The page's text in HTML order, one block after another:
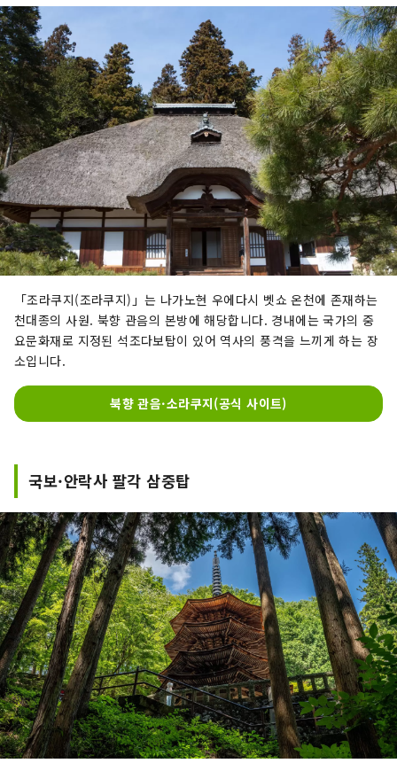
「조라쿠지(조라쿠지)」는 나가노현 우에다시 벳쇼 온천에 존재하는
천대종의 사원. 북향 관음의 본방에 해당합니다. 경내에는 국가의 중
요문화재로 지정된 석조다보탑이 있어 역사의 풍격을 느끼게 하는 장
소입니다.
북향 관음·소라쿠지(공식 사이트)
국보·안락사 팔각 삼중탑